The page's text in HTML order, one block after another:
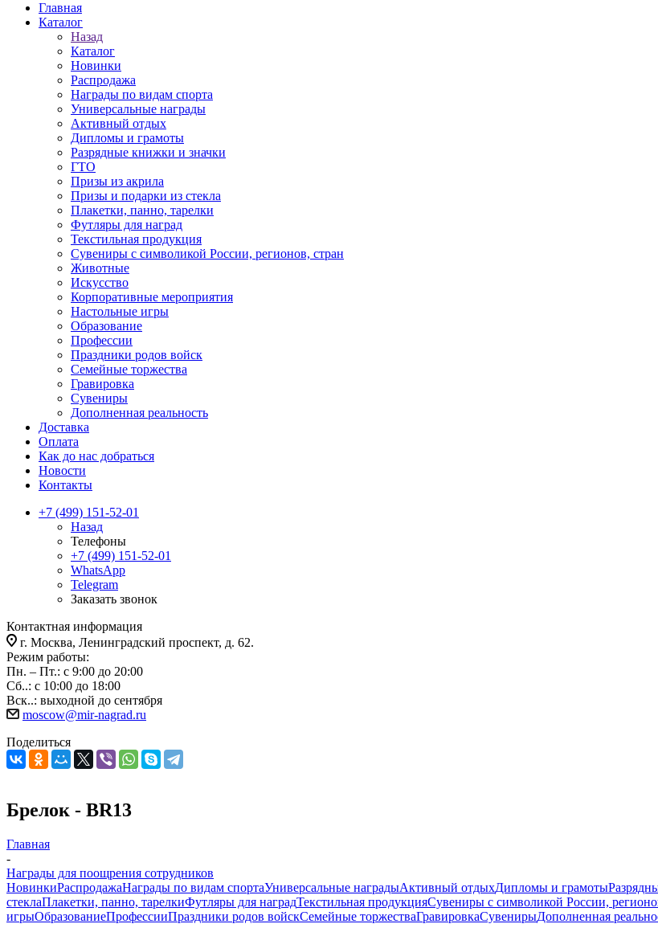
Главная
Каталог
Назад
Каталог
Новинки
Распродажа
Награды по видам спорта
Универсальные награды
Активный отдых
Дипломы и грамоты
Разрядные книжки и значки
ГТО
Призы из акрила
Призы и подарки из стекла
Плакетки, панно, тарелки
Футляры для наград
Текстильная продукция
Сувениры с символикой России, регионов, стран
Животные
Искусство
Корпоративные мероприятия
Настольные игры
Образование
Профессии
Праздники родов войск
Семейные торжества
Гравировка
Сувениры
Дополненная реальность
Доставка
Оплата
Как до нас добраться
Новости
Контакты
+7 (499) 151-52-01
Назад
Телефоны
+7 (499) 151-52-01
WhatsApp
Telegram
Заказать звонок
Контактная информация
г. Москва, Ленинградский проспект, д. 62.
Режим работы:
Пн. – Пт.: с 9:00 до 20:00
Сб..: с 10:00 до 18:00
Вск..: выходной до сентября
moscow@mir-nagrad.ru
Поделиться
Брелок - BR13
Главная
-
Награды для поощрения сотрудников
НовинкиРаспродажаНаграды по видам спортаУниверсальные наградыАктивный отдыхДипломы и грамоты
стеклаПлакетки, панно, тарелкиФутляры для наградТекстильная продукцияСувениры с символикой России,
игрыОбразованиеПрофессииПраздники родов войскСемейные торжестваГравировкаСувенирыДополненная